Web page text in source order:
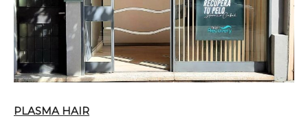
PLASMA HAIR